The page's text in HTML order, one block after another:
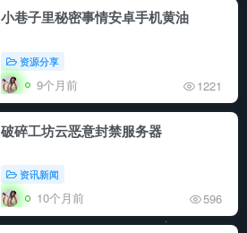
小巷子里秘密事情安卓手机黄油
资源分享
9个月前 1221
破碎工坊云恶意封禁服务器
资讯新闻
10个月前 596